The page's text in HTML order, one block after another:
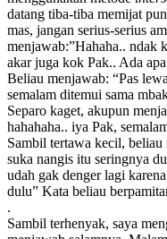
datang tiba-tiba memijat
mas, jangan serius-serius
menjawab:”Hahaha.. ndak
akar juga kok Pak.. Ada
Beliau menjawab: “Pas
semalam ditemui sama
Separo kaget, akupun
hahahaha.. iya Pak,
Sambil tertawa kecil,
suka nangis itu seringnya
udah gak denger lagi
dulu” Kata beliau
.
Sambil terhenyak, saya